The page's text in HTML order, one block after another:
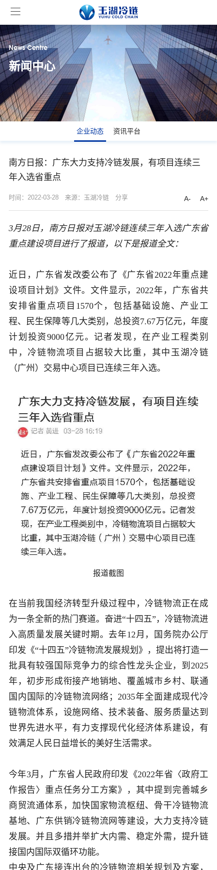
News Centre
新闻中心
企业动态 资讯平台
南方日报：广东大力支持冷链发展，有项目连续三
年入选省重点
时间：2022-03-28 来源：玉湖冷链 分享 A- A+
3月28日，南方日报对玉湖冷链连续三年入选广东省
重点建设项目进行了报道，以下是报道全文：
近日，广东省发改委公布了《广东省2022年重点建
设项目计划》文件。文件显示，2022年，广东省共
安排省重点项目 1570个，包括基础设施、产业工
程、民生保障等几大类别，总投资7.67万亿元，年度
计划投资9000亿元。记者发现，在产业工程类别
中，冷链物流项目占据较大比重，其中玉湖冷链
（广州）交易中心项目已连续三年入选。
报道截图
在当前我国经济转型升级过程中，冷链物流正在成
为一条全新的热门赛道。奋进“十四五”，冷链物流进
入高质量发展关键时期。去年12月，国务院办公厅
印发《“十四五”冷链物流发展规划》，提出将打造一
批具有较强国际竞争力的综合性龙头企业，到2025
年，初步形成衔接产地销地、覆盖城市乡村、联通
国内国际的冷链物流网络；2035年全面建成现代冷
链物流体系，设施网络、技术装备、服务质量达到
世界先进水平，有力支撑现代化经济体系建设，有
效满足人民日益增长的美好生活需求。
今年3月，广东省人民政府印发《2022年省〈政府工
作报告〉重点任务分工方案》，其中提到完善城乡
商贸流通体系，加快国家物流枢纽、骨干冷链物流
基地、广东供销冷链物流网等建设，大力支持冷链
发展。并且多措并举扩大内需、稳定外需，提升链
接国内国际双循环功能。
中央及广东接连出台的冷链物流相关规划及方案，